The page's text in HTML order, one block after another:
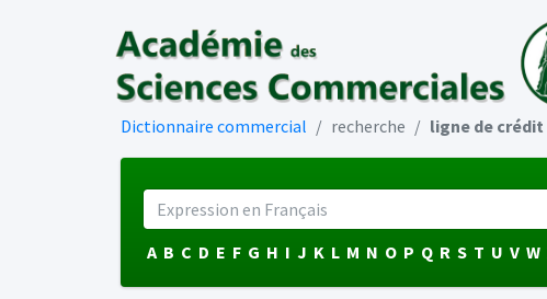
Dictionnaire commercial recherche ligne de
A B C D E F G H I J K L M N O P Q R S T U V W